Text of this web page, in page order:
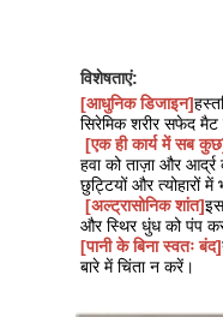
विशेषताएं:
[आधुनिक डिजाइन]
सिरेमिक शरीर सफेद
[एक ही कार्य में सब
हवा को ताज़ा और
छुट्टियों और त्योहारों में
[अल्ट्रासोनिक शांत]
और स्थिर धुंध को पंप
[पानी के बिना स्वतः बंद]
बारे में चिंता न करें।